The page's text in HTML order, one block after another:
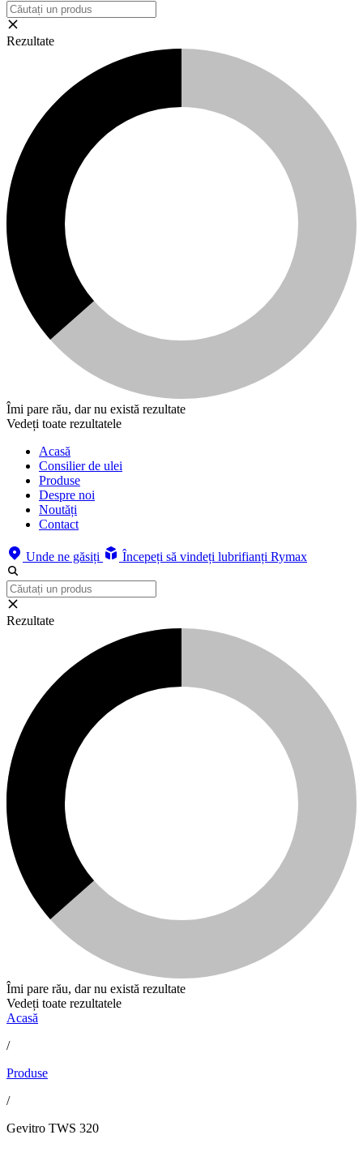
Rezultate
Îmi pare rău, dar nu există rezultate
Vedeți toate rezultatele
Acasă
Consilier de ulei
Produse
Despre noi
Noutăți
Contact
Unde ne găsiți Începeți să vindeți lubrifianți Rymax
Rezultate
Îmi pare rău, dar nu există rezultate
Vedeți toate rezultatele
Acasă
/
Produse
/
Gevitro TWS 320